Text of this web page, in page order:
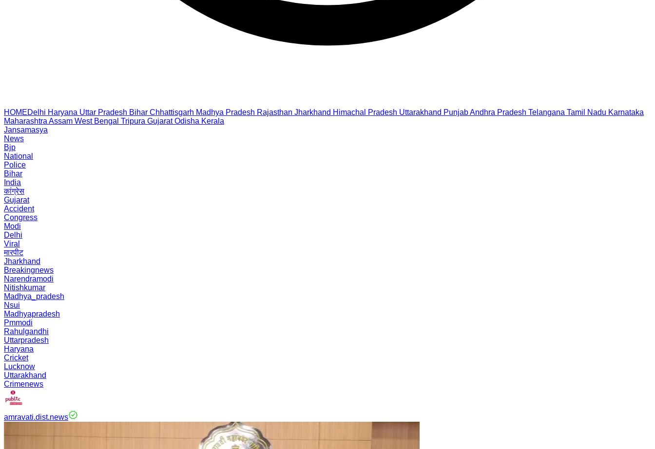
HOMEDelhi Haryana Uttar Pradesh Bihar Chhattisgarh Madhya Pradesh Rajasthan Jharkhand Himachal Pradesh Uttarakhand PunjabAndhra Pradesh Telangana Tamil Nadu Karnataka
Maharashtra Assam West Bengal Tripura Gujarat Odisha Kerala
Jansamasya
News
Bjp
National
Police
Bihar
India
कांग्रेस
Gujarat
Accident
Congress
Modi
Delhi
Viral
मारपीट
Jharkhand
Breakingnews
Narendramodi
Nitishkumar
Madhya_pradesh
Nsui
Madhyapradesh
Pmmodi
Rahulgandhi
Uttarpradesh
Haryana
Cricket
Lucknow
Uttarakhand
Crimenews
amravati.dist.news